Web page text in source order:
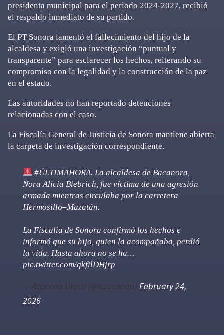
presidenta municipal para el periodo 2024-2027, recibió
el respaldo inmediato de su partido.
El PT Sonora lamentó el fallecimiento del hijo de la
alcaldesa y exigió una investigación “puntual y
transparente” para esclarecer los hechos, reiterando su
compromiso con la legalidad y la construcción de la paz
en el estado.
Las autoridades no han reportado detenciones
relacionadas con el caso.
La Fiscalía General de Justicia de Sonora mantiene abierta
la carpeta de investigación correspondiente.
#ÚLTIMAHORA. La alcaldesa de Bacanora,
Nora Alicia Biebrich, fue víctima de una agresión
armada mientras circulaba por la carretera
Hermosillo–Mazatán.
La Fiscalía de Sonora confirmó los hechos e
informó que su hijo, quien la acompañaba, perdió
la vida. Hasta ahora no se ha…
pic.twitter.com/qkfilDHjrp
— Azucena Uresti (@azucenau) February 24,
2026